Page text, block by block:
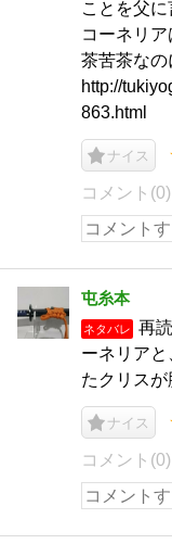
ことを父に
コーネリ
茶苦茶な
http://
863.html
ナイス
コメント(0)
屯糸本
ネタバレ
再
ーネリア
たクリスが
ナイス
コメント(0)